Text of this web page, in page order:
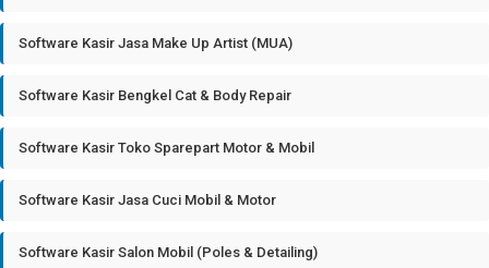
Software Kasir Jasa Make Up Artist (MUA)
Software Kasir Bengkel Cat & Body Repair
Software Kasir Toko Sparepart Motor & Mobil
Software Kasir Jasa Cuci Mobil & Motor
Software Kasir Salon Mobil (Poles & Detailing)